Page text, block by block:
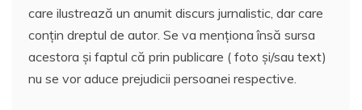
care ilustrează un anumit discurs jurnalistic, dar care
conțin dreptul de autor. Se va menționa însă sursa
acestora și faptul că prin publicare ( foto și/sau text)
nu se vor aduce prejudicii persoanei respective.